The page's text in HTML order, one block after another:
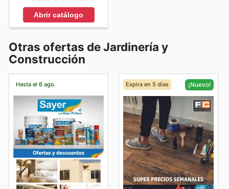
Abrir catálogo
Otras ofertas de Jardinería y
Construcción
Hasta el 6 ago. Expira en 5 días ¡Nuevo!